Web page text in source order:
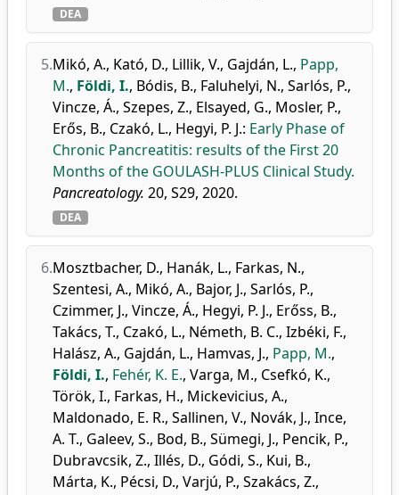
DEA
5.Mikó, A., Kató, D., Lillik, V., Gajdán, L., Papp,
M., Földi, I., Bódis, B., Faluhelyi, N., Sarlós, P.,
Vincze, Á., Szepes, Z., Elsayed, G., Mosler, P.,
Erős, B., Czakó, L., Hegyi, P. J.: Early Phase of
Chronic Pancreatitis: results of the First 20
Months of the GOULASH-PLUS Clinical Study.
Pancreatology. 20, S29, 2020.
DEA
6.Mosztbacher, D., Hanák, L., Farkas, N.,
Szentesi, A., Mikó, A., Bajor, J., Sarlós, P.,
Czimmer, J., Vincze, Á., Hegyi, P. J., Erőss, B.,
Takács, T., Czakó, L., Németh, B. C., Izbéki, F.,
Halász, A., Gajdán, L., Hamvas, J., Papp, M.,
Földi, I., Fehér, K. E., Varga, M., Csefkó, K.,
Török, I., Farkas, H., Mickevicius, A.,
Maldonado, E. R., Sallinen, V., Novák, J., Ince,
A. T., Galeev, S., Bod, B., Sümegi, J., Pencik, P.,
Dubravcsik, Z., Illés, D., Gódi, S., Kui, B.,
Márta, K., Pécsi, D., Varjú, P., Szakács, Z.,